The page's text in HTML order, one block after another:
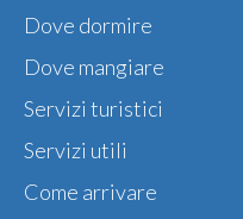
Dove dormire
Dove mangiare
Servizi turistici
Servizi utili
Come arrivare